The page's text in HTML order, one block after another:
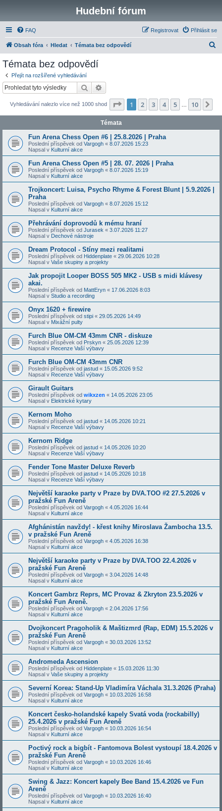
Hudební fórum
FAQ Přihlásit se
Registrovat
Obsah fóra Hledat Témata bez odpovědí
Témata bez odpovědí
Přejít na rozšířené vyhledávání
Hledat
Vyhledávání nalezlo více než 1000 shod Stránka z 10
1 2 3 4 5 10
Témata
Fun Arena Chess Open #6 | 25.8.2026 | Praha
Poslední příspěvek od Vargogh « 8.07.2026 15:23
Napsal v Kulturní akce
Fun Arena Chess Open #5 | 28. 07. 2026 | Praha
Poslední příspěvek od Vargogh « 8.07.2026 15:19
Napsal v Kulturní akce
Trojkoncert: Luisa, Psycho Rhyme & Forest Blunt | 5.9.2026 |
Praha
Poslední příspěvek od Vargogh « 8.07.2026 15:12
Napsal v Kulturní akce
Přehrávání doprovodů k mému hraní
Poslední příspěvek od Jurasek « 3.07.2026 11:27
Napsal v Dechové nástroje
Dream Protocol - Stíny mezi realitami
Poslední příspěvek od Hiddenplate « 29.06.2026 10:28
Napsal v Vaše skupiny a projekty
Jak propojit Looper BOSS 505 MK2 - USB s midi klávesy
akai.
Poslední příspěvek od MattEryn « 17.06.2026 8:03
Napsal v Studio a recording
Onyx 1620 + firewire
Poslední příspěvek od stipi « 29.05.2026 14:49
Napsal v Mixážní pulty
Furch Blue OM-CM 43mm CNR - diskuze
Poslední příspěvek od Prskyn « 25.05.2026 12:39
Napsal v Recenze Vaší výbavy
Furch Blue OM-CM 43mm CNR
Poslední příspěvek od jastud « 15.05.2026 9:52
Napsal v Recenze Vaší výbavy
Girault Guitars
Poslední příspěvek od wikxzen « 14.05.2026 23:05
Napsal v Elektrické kytary
Kernom Moho
Poslední příspěvek od jastud « 14.05.2026 10:21
Napsal v Recenze Vaší výbavy
Kernom Ridge
Poslední příspěvek od jastud « 14.05.2026 10:20
Napsal v Recenze Vaší výbavy
Fender Tone Master Deluxe Reverb
Poslední příspěvek od jastud « 14.05.2026 10:18
Napsal v Recenze Vaší výbavy
Největší karaoke party v Praze by DVA.TOO #2 27.5.2026 v
pražské Fun Areně
Poslední příspěvek od Vargogh « 4.05.2026 16:44
Napsal v Kulturní akce
Afghánistán navždy! - křest knihy Miroslava Žambocha 13.5.
v pražské Fun Areně
Poslední příspěvek od Vargogh « 4.05.2026 16:38
Napsal v Kulturní akce
Největší karaoke party v Praze by DVA.TOO 22.4.2026 v
pražské Fun Areně
Poslední příspěvek od Vargogh « 3.04.2026 14:48
Napsal v Kulturní akce
Koncert Gambrz Reprs, MC Provaz & Zkryton 23.5.2026 v
pražské Fun Areně.
Poslední příspěvek od Vargogh « 2.04.2026 17:56
Napsal v Kulturní akce
Dvojkoncert Pragoholik & Maštizmrd (Rap, EDM) 15.5.2026 v
pražské Fun Areně
Poslední příspěvek od Vargogh « 30.03.2026 13:52
Napsal v Kulturní akce
Andromeda Ascension
Poslední příspěvek od Hiddenplate « 15.03.2026 11:30
Napsal v Vaše skupiny a projekty
Severní Korea: Stand-Up Vladimíra Váchala 31.3.2026 (Praha)
Poslední příspěvek od Vargogh « 10.03.2026 16:58
Napsal v Kulturní akce
Koncert česko-holandské kapely Svatá voda (rockabilly)
25.4.2026 v pražské Fun Areně
Poslední příspěvek od Vargogh « 10.03.2026 16:54
Napsal v Kulturní akce
Poctivý rock a bigbít - Fantomova Bolest vystoupí 18.4.2026 v
pražské Fun Areně
Poslední příspěvek od Vargogh « 10.03.2026 16:46
Napsal v Kulturní akce
Swing & Jazz: Koncert kapely Bee Band 15.4.2026 ve Fun
Areně
Poslední příspěvek od Vargogh « 10.03.2026 16:40
Napsal v Kulturní akce